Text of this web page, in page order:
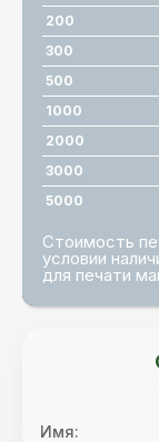
200
300
500
1000
2000
3000
5000
Стоимость
условии
для печати
Имя: